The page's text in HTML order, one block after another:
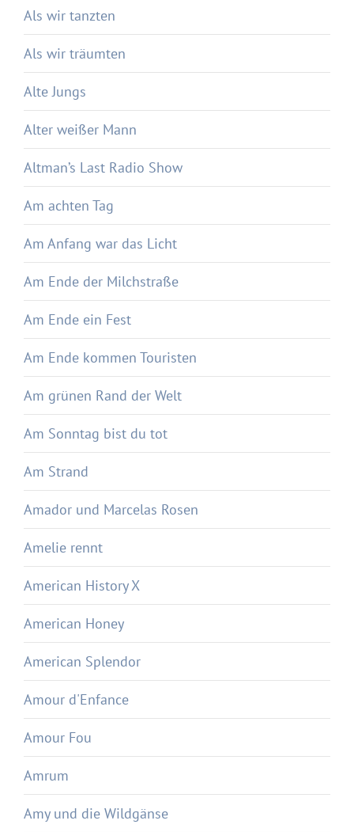
Als wir tanzten
Als wir träumten
Alte Jungs
Alter weißer Mann
Altman’s Last Radio Show
Am achten Tag
Am Anfang war das Licht
Am Ende der Milchstraße
Am Ende ein Fest
Am Ende kommen Touristen
Am grünen Rand der Welt
Am Sonntag bist du tot
Am Strand
Amador und Marcelas Rosen
Amelie rennt
American History X
American Honey
American Splendor
Amour d'Enfance
Amour Fou
Amrum
Amy und die Wildgänse